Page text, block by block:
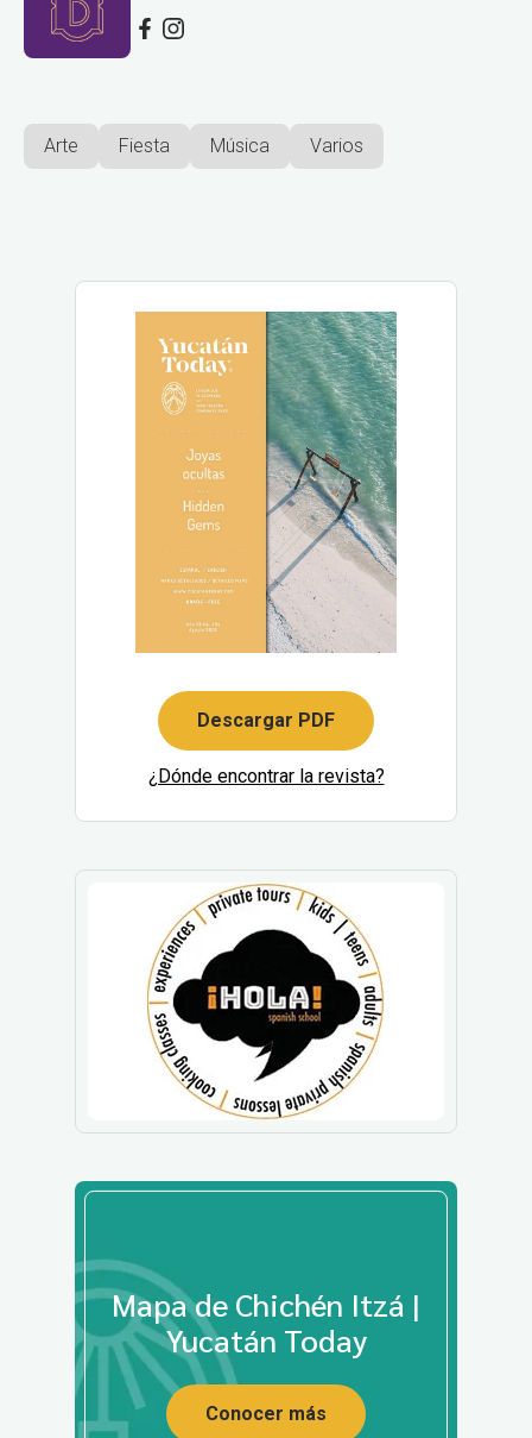
Arte Fiesta Música Varios
Descargar PDF
¿Dónde encontrar la revista?
Mapa de Chichén Itzá |
Yucatán Today
Conocer más